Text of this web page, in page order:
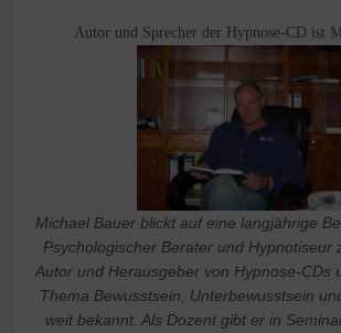
Autor und Sprecher der Hypnose-CD ist
Michael Bauer blickt auf eine langjährige
Psychologischer Berater und Hypnotiseur
Autor und Herausgeber von Hypnose-CDs
Thema Bewusstsein, Unterbewusstsein
weit bekannt. Als Dozent gibt er in